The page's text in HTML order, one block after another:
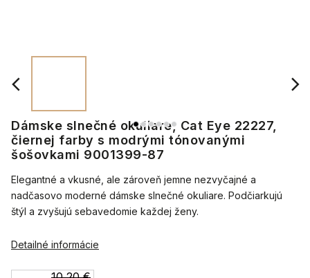
Dámske slnečné okuliare, Cat Eye 22227,
čiernej farby s modrými tónovanými
šošovkami 9001399-87
Elegantné a vkusné, ale zároveň jemne nezvyčajné a
nadčasovo moderné dámske slnečné okuliare. Podčiarkujú
štýl a zvyšujú sebavedomie každej ženy.
Detailné informácie